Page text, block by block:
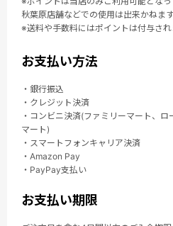
秋葉原店舗などでの使用は出来かねます
※送料や手数料にはポイントは付与され
お支払い方法
・銀行振込
・クレジット決済
・コンビニ決済(ファミリーマート、
マート)
・スマートフォンキャリア決済
・Amazon Pay
・PayPay支払い
お支払い期限